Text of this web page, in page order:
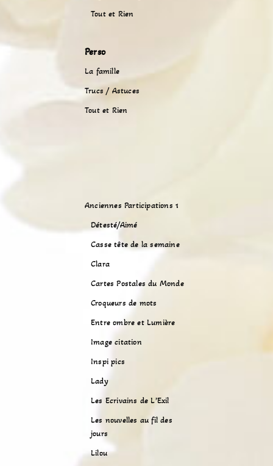
Tout et Rien
Perso
La famille
Trucs / Astuces
Tout et Rien
Anciennes Participations 1
Détesté/Aimé
Casse tête de la semaine
Clara
Cartes Postales du Monde
Croqueurs de mots
Entre ombre et Lumière
Image citation
Inspi pics
Lady
Les Ecrivains de L’Exil
Les nouvelles au fil des
jours
Lilou